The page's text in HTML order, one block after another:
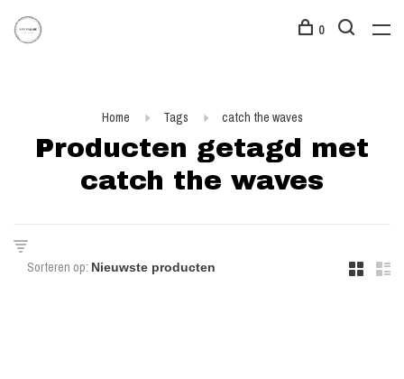
0
Home Tags catch the waves
Producten getagd met
catch the waves
Sorteren op: